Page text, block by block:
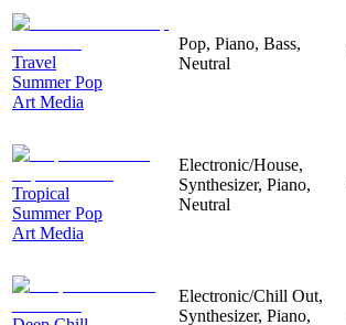
Travel
Summer Pop
Art Media
Pop, Piano, Bass,
Neutral
Tropical
Summer Pop
Art Media
Electronic/House,
Synthesizer, Piano,
Neutral
Electronic/Chill Out,
Synthesizer, Piano,